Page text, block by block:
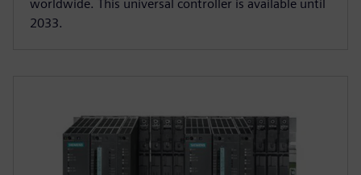
worldwide. This universal controller is available until
2033.